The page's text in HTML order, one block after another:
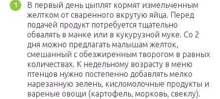
В первый день цыплят кормят измельченным
желтком от сваренного вкрутую яйца. Перед
подачей продукт потребуется тщательно
обвалять в манке или в кукурузной муке. Со 2
дня можно предлагать малышам желток,
смешанный с обезжиренным творогом в равных
количествах. К недельному возрасту в меню
птенцов нужно постепенно добавлять мелко
нарезанную зелень, кисломолочные продукты и
вареные овощи (картофель, морковь, свеклу).